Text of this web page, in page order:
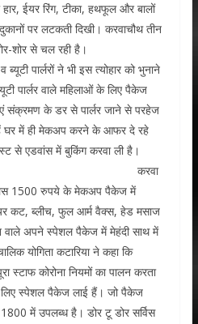
ईयर रिंग, टीका, हथफूल और बालों
पर लटकती दिखी। करवाचौथ तीन
शोर से चल रही है।
पार्लरों ने भी इस त्योहार को भुनाने
पार्लर वाले महिलाओं के लिए पैकेज
संक्रमण के डर से पार्लर जाने से परहेज
घर में ही मेकअप करने के आफर दे रहे
से एडवांस में बुकिंग करवा ली है।
करवा
1500 रुपये के मेकअप पैकेज में
कट, ब्लीच, फुल आर्म वैक्स, हेड मसाज
अपने स्पेशल पैकेज में मेहंदी साथ में
योगिता कटारिया ने कहा कि
कोरोना नियमों का पालन करता
लिए स्पेशल पैकेज लाई हैं। जो पैकेज
में उपलब्ध है। डोर टू डोर सर्विस